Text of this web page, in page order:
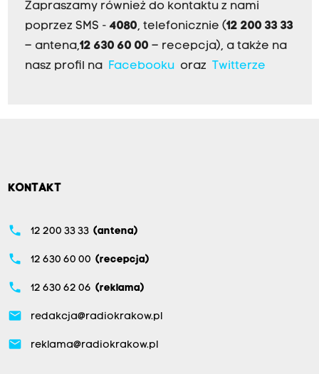
Zapraszamy również do kontaktu z nami
poprzez SMS - 4080, telefonicznie (12 200 33 33
– antena,12 630 60 00 – recepcja), a także na
nasz profil na Facebookuoraz Twitterze
KONTAKT
phone 12 200 33 33 (antena)
phone 12 630 60 00 (recepcja)
phone 12 630 62 06 (reklama)
email redakcja@radiokrakow.pl
email reklama@radiokrakow.pl